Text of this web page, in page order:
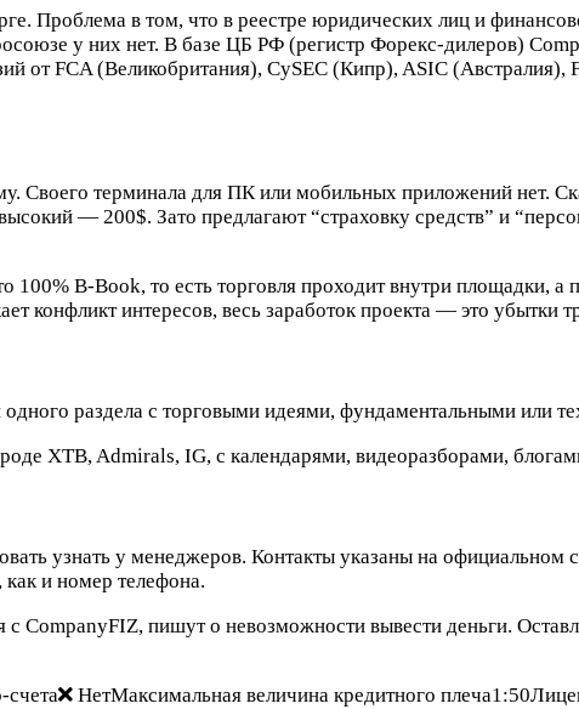
Проблема в том, что в реестре юридических лиц и
у них нет. В базе ЦБ РФ (регистр Форекс-дилеров)
от FCA (Великобритания), CySEC (Кипр), ASIC
Своего терминала для ПК или мобильных приложений нет.
— 200$. Зато предлагают “страховку средств” и
B-Book, то есть торговля проходит внутри площадки, а
конфликт интересов, весь заработок проекта — это убытки
раздела с торговыми идеями, фундаментальными или
XTB, Admirals, IG, с календарями, видеоразборами,
узнать у менеджеров. Контакты указаны на
как и номер телефона.
с CompanyFIZ, пишут о невозможности вывести деньги.
НетМаксимальная величина кредитного